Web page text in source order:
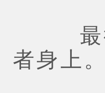
最後
者身上。